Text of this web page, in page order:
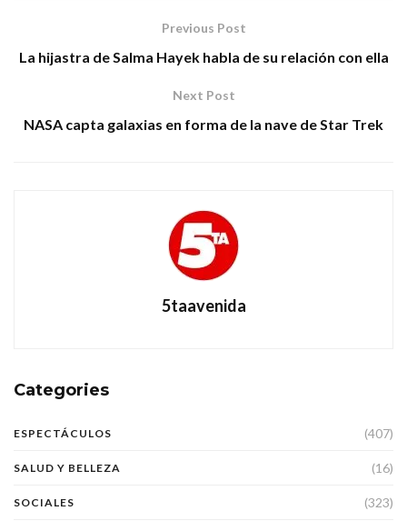
Previous Post
La hijastra de Salma Hayek habla de su relación con ella
Next Post
NASA capta galaxias en forma de la nave de Star Trek
5taavenida
Categories
ESPECTÁCULOS (407)
SALUD Y BELLEZA (16)
SOCIALES (323)